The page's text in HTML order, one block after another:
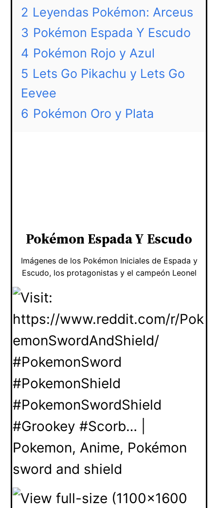
2 Leyendas Pokémon: Arceus
3 Pokémon Espada Y Escudo
4 Pokémon Rojo y Azul
5 Lets Go Pikachu y Lets Go
Eevee
6 Pokémon Oro y Plata
Pokémon Espada Y Escudo
Imágenes de los Pokémon Iniciales de Espada y
Escudo, los protagonistas y el campeón Leonel